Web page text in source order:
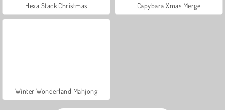
Hexa Stack Christmas Capybara Xmas Merge
Winter Wonderland Mahjong